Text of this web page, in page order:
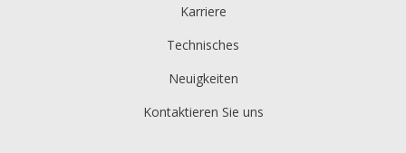
Karriere
Technisches
Neuigkeiten
Kontaktieren Sie uns